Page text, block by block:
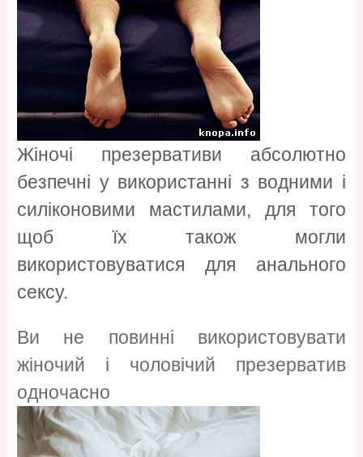
Жіночі презервативи абсолютно
безпечні у використанні з водними і
силіконовими мастилами, для того
щоб їх також могли
використовуватися для анального
сексу.
Ви не повинні використовувати
жіночий і чоловічий презерватив
одночасно